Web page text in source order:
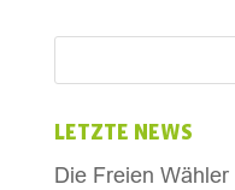
LETZTE NEWS
Die Freien